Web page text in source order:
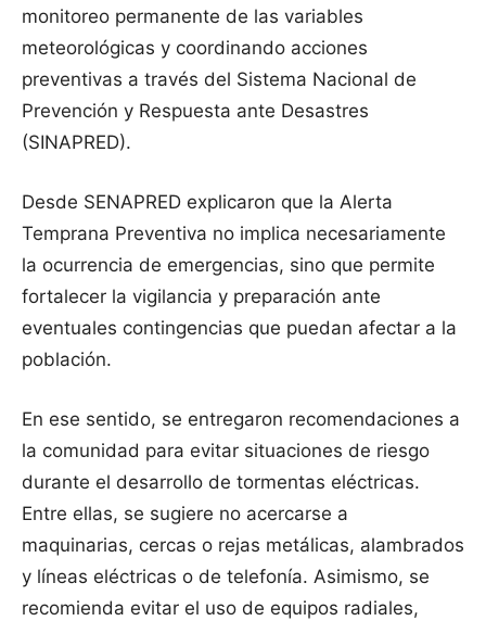
monitoreo permanente de las variables
meteorológicas y coordinando acciones
preventivas a través del Sistema Nacional de
Prevención y Respuesta ante Desastres
(SINAPRED).
Desde SENAPRED explicaron que la Alerta
Temprana Preventiva no implica necesariamente
la ocurrencia de emergencias, sino que permite
fortalecer la vigilancia y preparación ante
eventuales contingencias que puedan afectar a la
población.
En ese sentido, se entregaron recomendaciones a
la comunidad para evitar situaciones de riesgo
durante el desarrollo de tormentas eléctricas.
Entre ellas, se sugiere no acercarse a
maquinarias, cercas o rejas metálicas, alambrados
y líneas eléctricas o de telefonía. Asimismo, se
recomienda evitar el uso de equipos radiales,